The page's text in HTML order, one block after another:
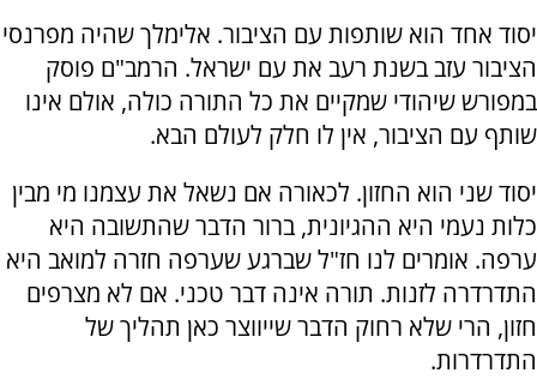
יסוד אחד הוא שותפות עם הציבור. אלימלך שהיה מפרנסי
הציבור עזב בשנת רעב את עם ישראל. הרמב"ם פוסק
במפורש שיהודי שמקיים את כל התורה כולה, אולם אינו
שותף עם הציבור, אין לו חלק לעולם הבא.
יסוד שני הוא החזון. לכאורה אם נשאל את עצמנו מי מבין
כלות נעמי היא ההגיונית, ברור הדבר שהתשובה היא
ערפה. אומרים לנו חז"ל שברגע שערפה חזרה למואב היא
התדרדרה לזנות. תורה אינה דבר טכני. אם לא מצרפים
חזון, הרי שלא רחוק הדבר שייווצר כאן תהליך של
התדרדרות.